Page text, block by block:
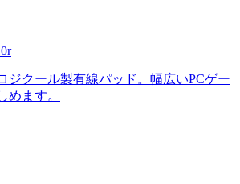
ジクール製有線パッド。幅広いPCゲー
めます。